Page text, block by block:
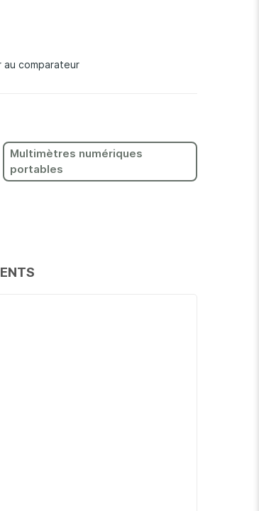
au comparateur
Multimètres numériques
portables